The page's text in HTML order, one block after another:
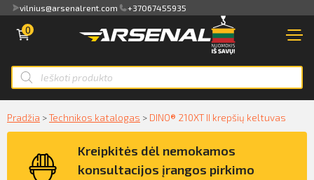
vilnius@arsenalrent.com +37067455935
0
PARDUOTUVĖ NUOMA
PARDAVIMAS
NAUDOTA TECHNIKA
NUOMA
Akti, atlikumi objektos
Pasiūlymai
ID card
Mobile ID
Pradžia >Technikos katalogas > DINO® 210XT II krepšių keltuvas
Kreipkitės dėl nemokamos
konsultacijos įrangos pirkimo